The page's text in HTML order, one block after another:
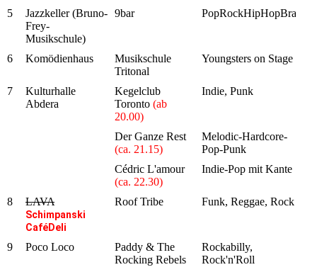
5
Jazzkeller (Bruno-
Frey-
Musikschule)
9bar PopRockHipHopBrass
6 Komödienhaus
Musikschule
Tritonal
Youngsters on Stage
7
Kulturhalle
Abdera
Kegelclub
Toronto (ab
20.00)
Indie, Punk
Der Ganze Rest
(ca. 21.15)
Melodic-Hardcore-
Pop-Punk
Cédric L'amour
(ca. 22.30)
Indie-Pop mit Kante
8 LAVA
Schimpanski
CaféDeli
Roof Tribe Funk, Reggae, Rock
9 Poco Loco
Paddy & The
Rocking Rebels
Rockabilly,
Rock'n'Roll